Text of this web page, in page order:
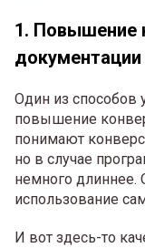
1. Повышение
документации
Один из способов
повышение
понимают
но в случае
немного длиннее.
использование
И вот здесь-то